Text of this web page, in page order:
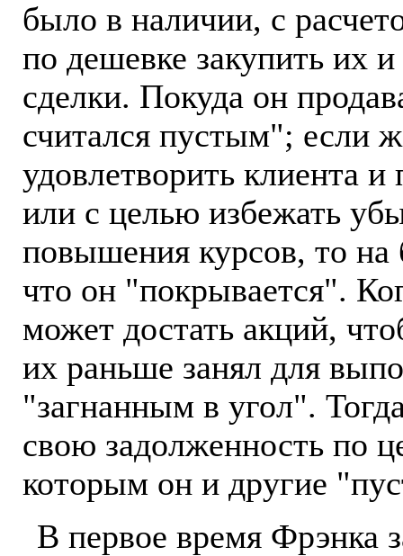
было в наличии, с
по дешевке закупить их
сделки. Покуда он
считался пустым"; если
удовлетворить клиента
или с целью избежать
повышения курсов, то на
что он "покрывается".
может достать акций,
их раньше занял для
"загнанным в угол".
свою задолженность по
которым он и другие
В первое время Фрэнка